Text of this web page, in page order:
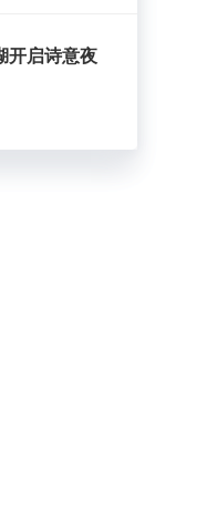
开启诗意夜